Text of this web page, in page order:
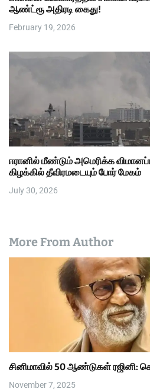
ஆண்ட்ரூ அதிரடி கைது!
February 19, 2026
ஈரானில் மீண்டும் அமெரிக்க
கிழக்கில் தீவிரமடையும் போர் மேகம்
July 30, 2026
More From Author
சினிமாவில் 50 ஆண்டுகள் ரஜினி:
November 7, 2025